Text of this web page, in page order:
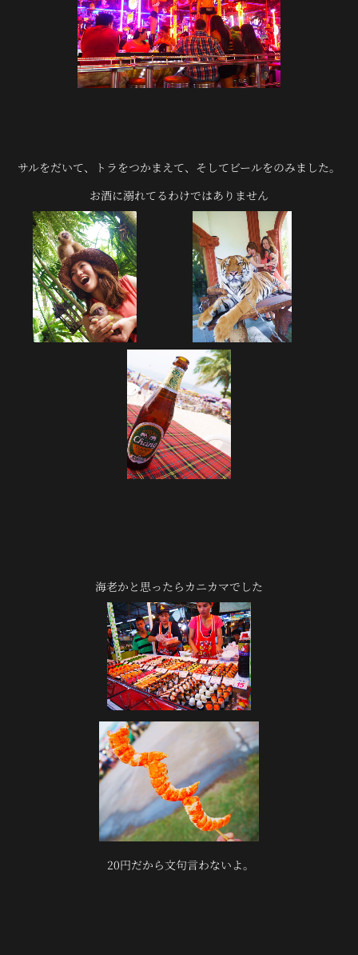
サルをだいて、トラをつかまえて、そしてビールをのみました。
お酒に溺れてるわけではありません
海老かと思ったらカニカマでした
20円だから文句言わないよ。